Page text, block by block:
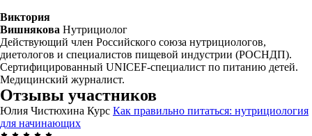
Виктория
Вишнякова Нутрициолог
Действующий член Российского союза нутрициологов,
диетологов и специалистов пищевой индустрии (РОСНДП).
Сертифицированный UNICEF-специалист по питанию детей.
Медицинский журналист.
Отзывы участников
Юлия Чистюхина Курс Как правильно питаться: нутрициология
для начинающих